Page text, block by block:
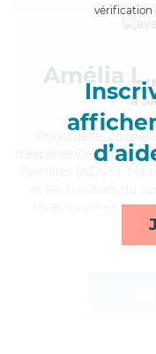
vérification
Amélia L.,
à
,
d'expérience et
lever/coucher,